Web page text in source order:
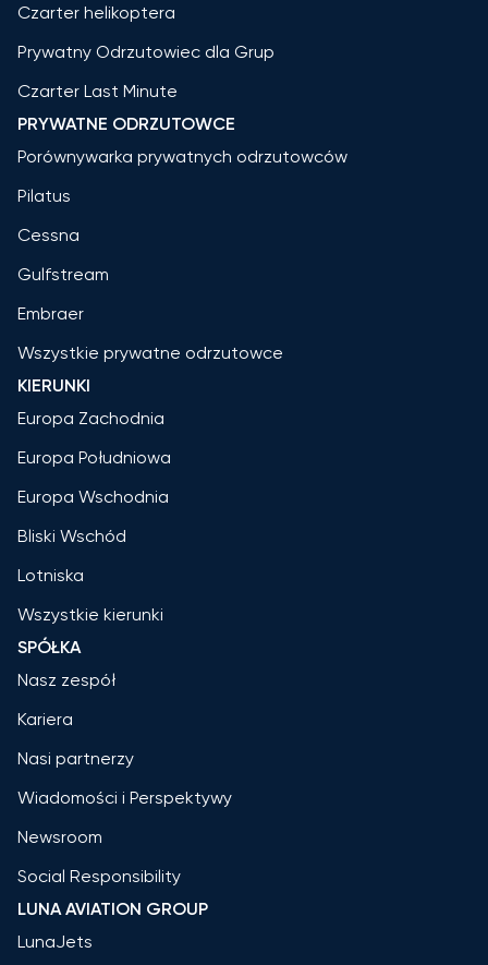
Czarter helikoptera
Prywatny Odrzutowiec dla Grup
Czarter Last Minute
PRYWATNE ODRZUTOWCE
Porównywarka prywatnych odrzutowców
Pilatus
Cessna
Gulfstream
Embraer
Wszystkie prywatne odrzutowce
KIERUNKI
Europa Zachodnia
Europa Południowa
Europa Wschodnia
Bliski Wschód
Lotniska
Wszystkie kierunki
SPÓŁKA
Nasz zespół
Kariera
Nasi partnerzy
Wiadomości i Perspektywy
Newsroom
Social Responsibility
LUNA AVIATION GROUP
LunaJets